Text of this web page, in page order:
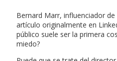
Bernard Marr, influenciador
artículo originalmente en
público suele ser la primera
miedo?